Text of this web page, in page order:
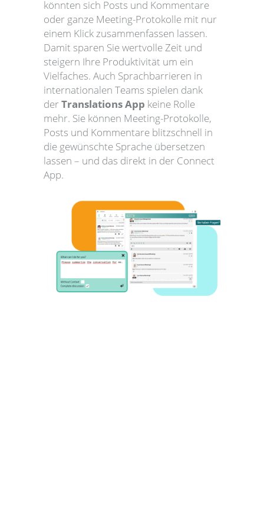
könnten sich Posts und Kommentare
oder ganze Meeting-Protokolle mit nur
einem Klick zusammenfassen lassen.
Damit sparen Sie wertvolle Zeit und
steigern Ihre Produktivität um ein
Vielfaches. Auch Sprachbarrieren in
internationalen Teams spielen dank
derTranslations App keine Rolle
mehr. Sie können Meeting-Protokolle,
Posts und Kommentare blitzschnell in
die gewünschte Sprache übersetzen
lassen – und das direkt in der Connect
App.